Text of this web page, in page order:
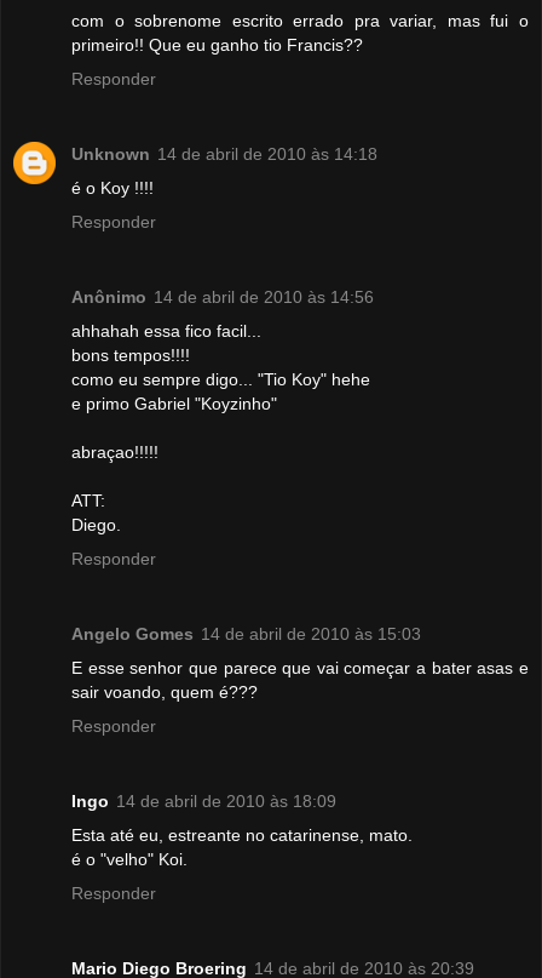
com o sobrenome escrito errado pra variar, mas fui o
primeiro!! Que eu ganho tio Francis??
Responder
Unknown 14 de abril de 2010 às 14:18
é o Koy !!!!
Responder
Anônimo 14 de abril de 2010 às 14:56
ahhahah essa fico facil...
bons tempos!!!!
como eu sempre digo... "Tio Koy" hehe
e primo Gabriel "Koyzinho"
abraçao!!!!!
ATT:
Diego.
Responder
Angelo Gomes 14 de abril de 2010 às 15:03
E esse senhor que parece que vai começar a bater asas e
sair voando, quem é???
Responder
Ingo 14 de abril de 2010 às 18:09
Esta até eu, estreante no catarinense, mato.
é o "velho" Koi.
Responder
Mario Diego Broering 14 de abril de 2010 às 20:39